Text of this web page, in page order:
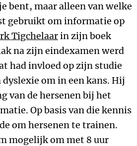
bent, maar alleen van welke
gebruikt om informatie op
Tigchelaarin zijn boek
na zijn eindexamen werd
had invloed op zijn studie
om in een kans. Hij
van de hersenen bij het
Op basis van die kennis
om hersenen te trainen.
mogelijk om met 8 uur